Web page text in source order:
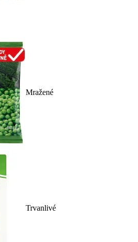
Mražené
Trvanlivé